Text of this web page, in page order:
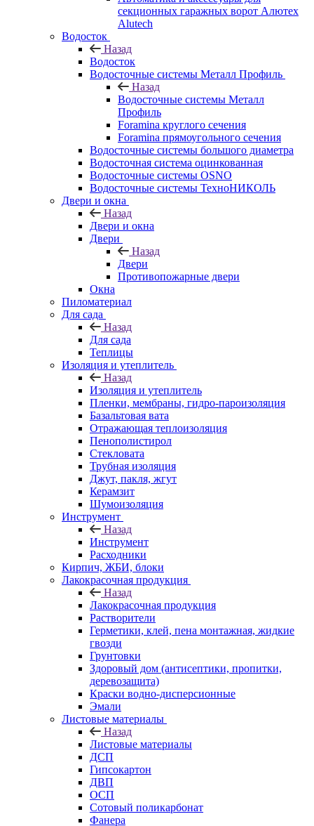
секционных гаражных ворот Алютех
Alutech
Водосток
Назад
Водосток
Водосточные системы Металл Профиль
Назад
Водосточные системы Металл
Профиль
Foramina круглого сечения
Foramina прямоугольного сечения
Водосточные системы большого диаметра
Водосточная система оцинкованная
Водосточные системы OSNO
Водосточные системы ТехноНИКОЛЬ
Двери и окна
Назад
Двери и окна
Двери
Назад
Двери
Противопожарные двери
Окна
Пиломатериал
Для сада
Назад
Для сада
Теплицы
Изоляция и утеплитель
Назад
Изоляция и утеплитель
Пленки, мембраны, гидро-пароизоляция
Базальтовая вата
Отражающая теплоизоляция
Пенополистирол
Стекловата
Трубная изоляция
Джут, пакля, жгут
Керамзит
Шумоизоляция
Инструмент
Назад
Инструмент
Расходники
Кирпич, ЖБИ, блоки
Лакокрасочная продукция
Назад
Лакокрасочная продукция
Растворители
Герметики, клей, пена монтажная, жидкие
гвозди
Грунтовки
Здоровый дом (антисептики, пропитки,
деревозащита)
Краски водно-дисперсионные
Эмали
Листовые материалы
Назад
Листовые материалы
ДСП
Гипсокартон
ДВП
ОСП
Сотовый поликарбонат
Фанера